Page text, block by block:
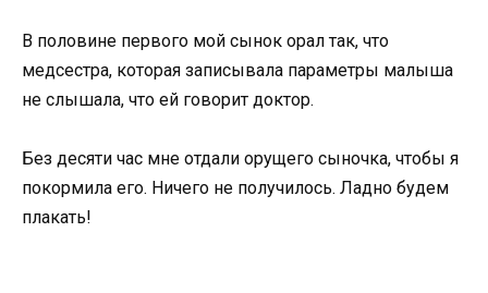
В половине первого мой сынок орал так, что
медсестра, которая записывала параметры малыша
не слышала, что ей говорит доктор.
Без десяти час мне отдали орущего сыночка, чтобы я
покормила его. Ничего не получилось. Ладно будем
плакать!